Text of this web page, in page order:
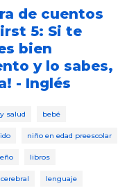
de cuentos
5: Si te
bien
y lo sabes,
- Inglés
salud bebé
niño en edad preescolar
libros
lenguaje